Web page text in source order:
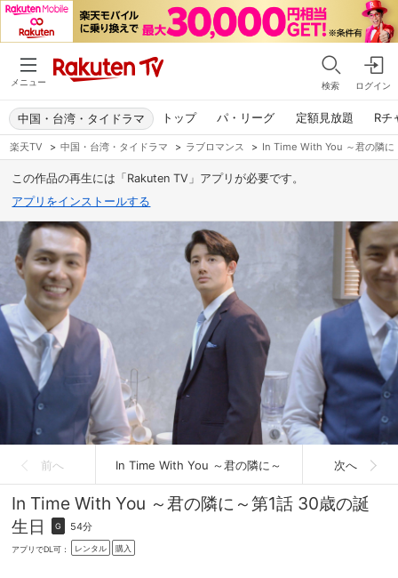
メニュー 検索 ログイン
トップ パ・リーグ 定額見放題 Rチ
中国・台湾・タイドラマ
楽天TV > 中国・台湾・タイドラマ > ラブロマンス > In Time With You ～君の隣に
この作品の再生には「Rakuten TV」アプリが必要です。
アプリをインストールする
前へ In Time With You ～君の隣に～ 次へ
In Time With You ～君の隣に～第1話 30歳の誕
生日
G 54分
アプリでDL可： レンタル 購入